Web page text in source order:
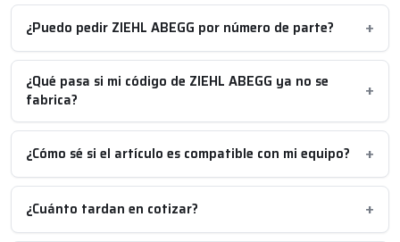
¿Puedo pedir ZIEHL ABEGG por número de parte?
¿Qué pasa si mi código de ZIEHL ABEGG ya no se
fabrica?
¿Cómo sé si el artículo es compatible con mi equipo?
¿Cuánto tardan en cotizar?